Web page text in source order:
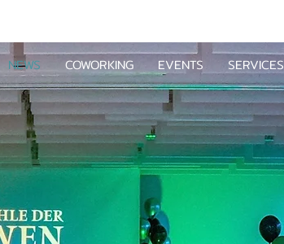
NEWS COWORKING EVENTS SERVICES